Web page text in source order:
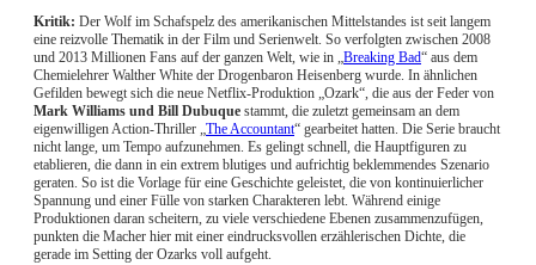
Kritik: Der Wolf im Schafspelz des amerikanischen Mittelstandes ist seit langem
eine reizvolle Thematik in der Film und Serienwelt. So verfolgten zwischen 2008
und 2013 Millionen Fans auf der ganzen Welt, wie in „Breaking Bad“ aus dem
Chemielehrer Walther White der Drogenbaron Heisenberg wurde. In ähnlichen
Gefilden bewegt sich die neue Netflix-Produktion „Ozark“, die aus der Feder von
Mark Williams und Bill Dubuque stammt, die zuletzt gemeinsam an dem
eigenwilligen Action-Thriller „The Accountant“ gearbeitet hatten. Die Serie braucht
nicht lange, um Tempo aufzunehmen. Es gelingt schnell, die Hauptfiguren zu
etablieren, die dann in ein extrem blutiges und aufrichtig beklemmendes Szenario
geraten. So ist die Vorlage für eine Geschichte geleistet, die von kontinuierlicher
Spannung und einer Fülle von starken Charakteren lebt. Während einige
Produktionen daran scheitern, zu viele verschiedene Ebenen zusammenzufügen,
punkten die Macher hier mit einer eindrucksvollen erzählerischen Dichte, die
gerade im Setting der Ozarks voll aufgeht.